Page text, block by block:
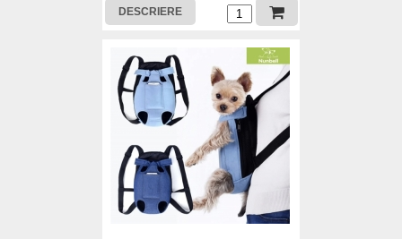
DESCRIERE